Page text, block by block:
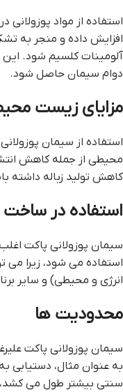
استفاده از مواد پوزولانی
افزایش داده و منجر به
آلومینات کلسیم شود. این
دوام سیمان حاصل شود.
مزایای زیست
استفاده از سیمان
محیطی از جمله کاهش
کاهش تولید زباله داشته
استفاده در ساخت
سیمان پوزولانی پاکت
انرژی و محیطی) و سایر
محدودیت ها
سیمان پوزولانی پاکت
به عنوان مثال، دستیابی
سنتی بیشتر طول می کشد،